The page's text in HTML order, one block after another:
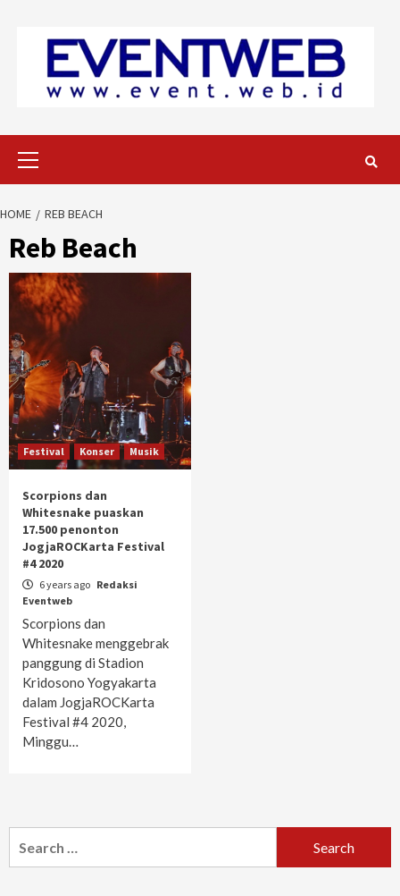
HOME REB BEACH
Reb Beach
Festival Konser Musik
Scorpions dan
Whitesnake puaskan
17.500 penonton
JogjaROCKarta Festival
#4 2020
6 years ago Redaksi
Eventweb
Scorpions dan
Whitesnake menggebrak
panggung di Stadion
Kridosono Yogyakarta
dalam JogjaROCKarta
Festival #4 2020,
Minggu…
for: